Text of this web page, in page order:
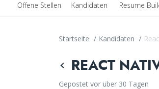
Offene Stellen Kandidaten Resume
Startseite / Kandidaten /
REACT
Gepostet vor über 30 Tagen